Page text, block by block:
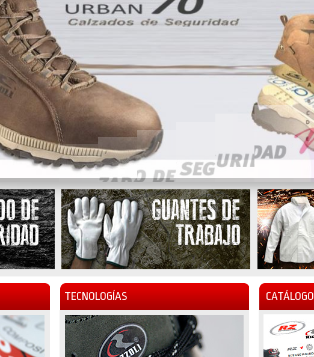
TECNOLOGÍAS CATÁLOGO